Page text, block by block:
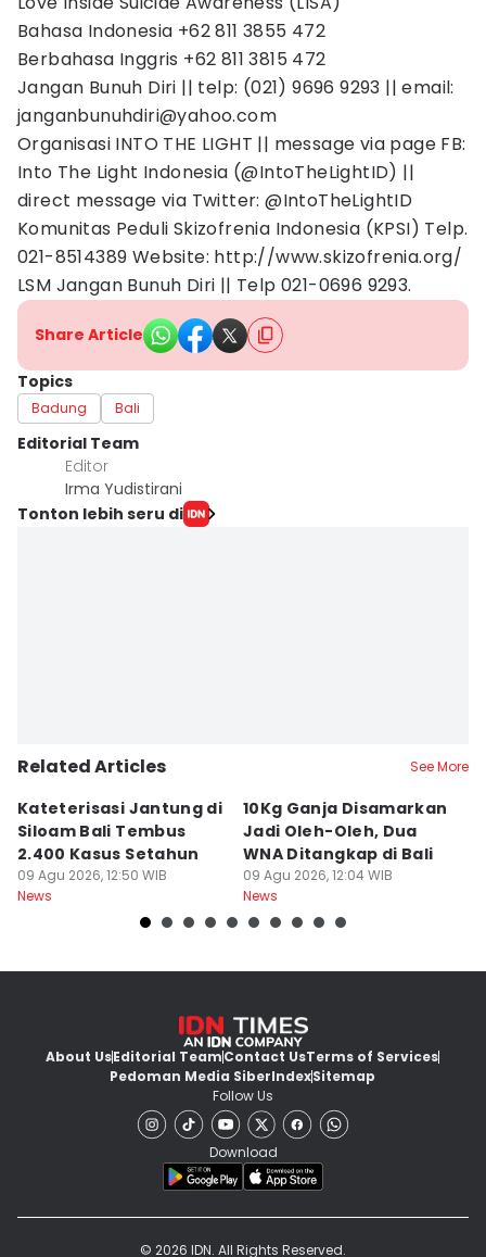
Bahasa Indonesia +62 811 3855 472
Berbahasa Inggris +62 811 3815 472
Jangan Bunuh Diri || telp: (021) 9696 9293 || email:
janganbunuhdiri@yahoo.com
Organisasi INTO THE LIGHT || message via page FB:
Into The Light Indonesia (@IntoTheLightID) ||
direct message via Twitter: @IntoTheLightID
Komunitas Peduli Skizofrenia Indonesia (KPSI) Telp.
021-8514389 Website: http://www.skizofrenia.org/
LSM Jangan Bunuh Diri || Telp 021-0696 9293.
Share Article
Topics
Badung Bali
Editorial Team
Editor
Irma Yudistirani
Tonton lebih seru di
Related Articles See More
Kateterisasi Jantung di
Siloam Bali Tembus
2.400 Kasus Setahun
09 Agu 2026, 12:50 WIB
News
10Kg Ganja Disamarkan
Jadi Oleh-Oleh, Dua
WNA Ditangkap di Bali
09 Agu 2026, 12:04 WIB
News
About UsEditorial TeamContact UsTerms of Services
Pedoman Media SiberIndexSitemap
Follow Us
Download
© 2026 IDN. All Rights Reserved.